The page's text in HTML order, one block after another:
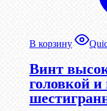
В корзину
Винт
головкой